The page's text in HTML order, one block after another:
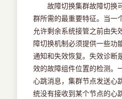
1.3.2 网格计算的基础设施
1.3.3 对等网络家族
1.3.4 互联网上的云计算
1.4 分布式系统和云计算软
1.4.1 面向服务的体系结构
1.4.2 分布式操作系统趋势
1.4.3 并行和分布式编程模型
1.5 性能、安全和节能
故障切换集群故障切换
群所需的最重要特征。当一
允许剩余系统接管之前由失
障切换机制必须提供一些功
通知和失效恢复。失效诊断
效的故障组件位置的检测。
心跳消息，集群节点发送心
统没有接收到某个节点的心